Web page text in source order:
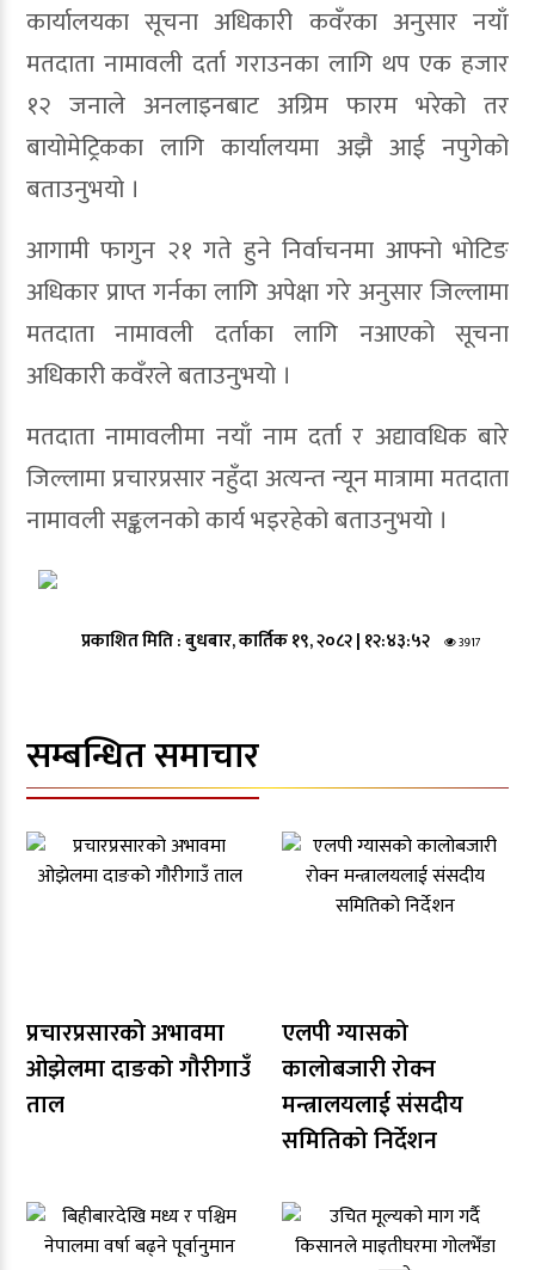
कार्यालयका सूचना अधिकारी कवँरका अनुसार नयाँ
मतदाता नामावली दर्ता गराउनका लागि थप एक हजार
१२ जनाले अनलाइनबाट अग्रिम फारम भरेको तर
बायोमेट्रिकका लागि कार्यालयमा अझै आई नपुगेको
बताउनुभयो ।
आगामी फागुन २१ गते हुने निर्वाचनमा आफ्नो भोटिङ
अधिकार प्राप्त गर्नका लागि अपेक्षा गरे अनुसार जिल्लामा
मतदाता नामावली दर्ताका लागि नआएको सूचना
अधिकारी कवँरले बताउनुभयो ।
मतदाता नामावलीमा नयाँ नाम दर्ता र अद्यावधिक बारे
जिल्लामा प्रचारप्रसार नहुँदा अत्यन्त न्यून मात्रामा मतदाता
नामावली सङ्कलनको कार्य भइरहेको बताउनुभयो ।
प्रकाशित मिति :बुधबार, कार्तिक १९, २०८२| १२:४३:५२ 3917
सम्बन्धित समाचार
प्रचारप्रसारको अभावमा
ओझेलमा दाङको गौरीगाउँ
ताल
एलपी ग्यासको
कालोबजारी रोक्न
मन्त्रालयलाई संसदीय
समितिको निर्देशन